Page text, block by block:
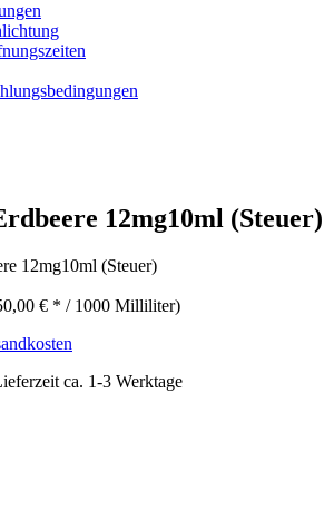
12mg10ml (Steuer)
€ * / 1000 Milliliter)
ca. 1-3 Werktage